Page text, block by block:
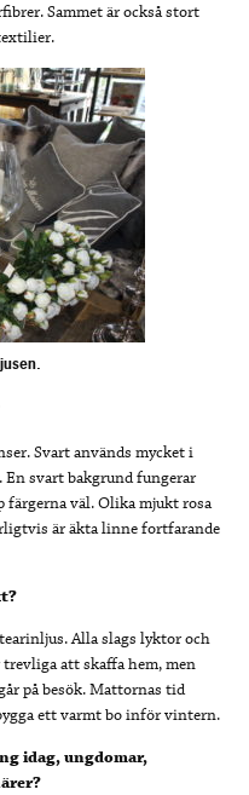
Sammet är också stort
Svart används mycket i
svart bakgrund fungerar
väl. Olika mjukt rosa
är äkta linne fortfarande
Alla slags lyktor och
att skaffa hem, men
på besök. Mattornas tid
ett varmt bo inför vintern.
idag, ungdomar,